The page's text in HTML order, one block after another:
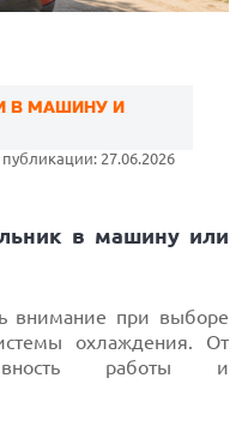
В МАШИНУ И
публикации: 27.06.2026
в машину или
внимание при выборе
охлаждения. От
работы и